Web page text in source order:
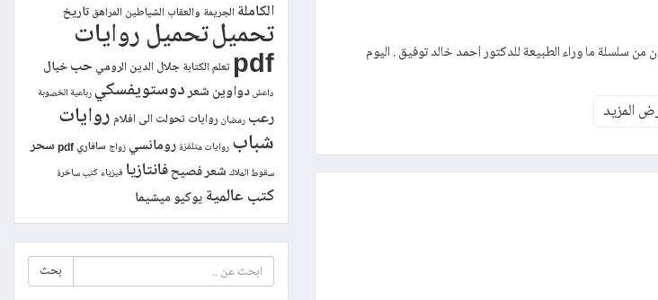
من سلسلة ما وراء الطبيعة للدكتور أحمد خالد توفيق . اليوم
المزيد
الكاملة الجريمة والعقاب الشياطين المراهق تاريخ
تحميلتحميل روايات
pdf تعلم الكتابة جلال الدين الرومي حب خيال
داعش دواوين شعردوستويفسكي رباعية الخصوبة
رعب رمضان روايات تحولت الى افلام روايات
شباب روايات متلفزة رومانسي زواج سافاري pdf سحر
سقوط الملاك شعر فصيحفانتازيا فيزياء كتب ساخرة
كتب عالمية يوكيو ميشيما
بحث